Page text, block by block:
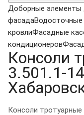
Доборные элементы
фасадаВодосточные
кровлиФасадные
кондиционеров
Консоли
3.501.1-
Консоли тротуарные